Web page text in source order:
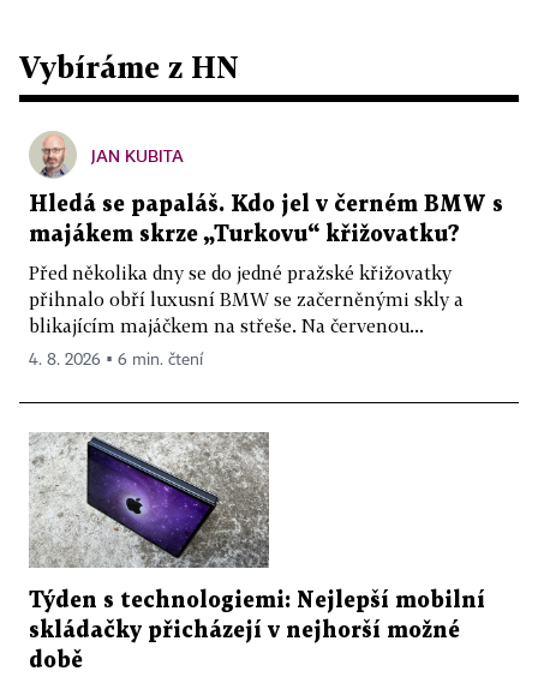
Vybíráme z HN
JAN KUBITA
Hledá se papaláš. Kdo jel v černém BMW s
majákem skrze „Turkovu“ křižovatku?
Před několika dny se do jedné pražské křižovatky
přihnalo obří luxusní BMW se začerněnými skly a
blikajícím majáčkem na střeše. Na červenou...
4. 8. 2026 ▪ 6 min. čtení
Týden s technologiemi: Nejlepší mobilní
skládačky přicházejí v nejhorší možné
době